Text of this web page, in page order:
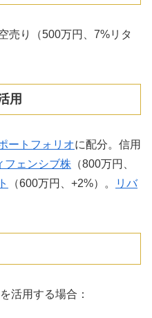
売り（500万円、7%リタ
用
ートフォリオに配分。信用
フェンシブ株 （800万円、
（600万円、+2%）。
リバ
活用する場合：